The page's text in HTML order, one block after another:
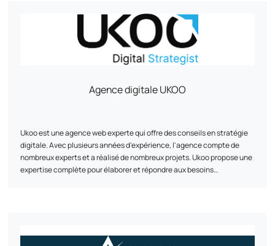
business, marketing ou techniques.
l’aventure de l'e-commerce accessible et couronnée de succès.
Agence digitale UKOO
Ukoo est une agence web experte qui offre des conseils en stratégie
digitale. Avec plusieurs années d'expérience, l'agence compte de
nombreux experts et a réalisé de nombreux projets. Ukoo propose une
expertise complète pour élaborer et répondre aux besoins